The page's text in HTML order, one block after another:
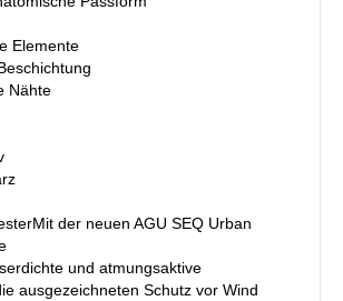
Elemente
Nähte
der neuen AGU SEQ Urban
und atmungsaktive
ausgezeichneten Schutz vor Wind